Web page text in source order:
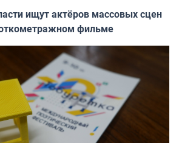
ищут актёров массовых сцен
фильме